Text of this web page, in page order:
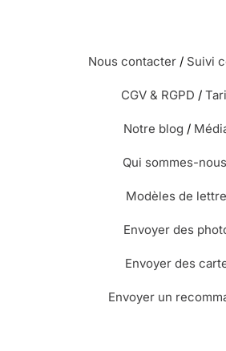
Nous contacter / Suivi
CGV & RGPD /
Notre blog /
Qui sommes-
Modèles de
Envoyer des
Envoyer des
Envoyer un